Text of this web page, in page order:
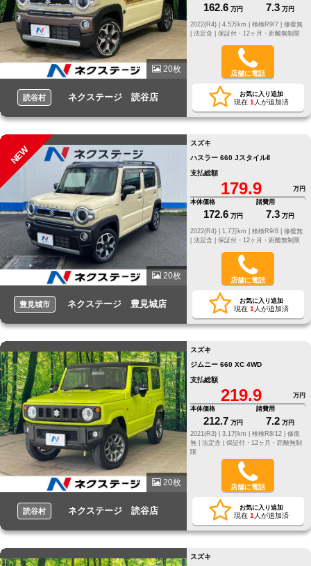
20枚
読谷村 ネクステージ 読谷店
162.6 万円 7.3 万円
修復無
法定含 | 保証付・12ヶ月・距離無制限
店舗に電話
お気に入り追加
現在 1 人が追加済
NEW
20枚
豊見城市 ネクステージ 豊見城店
スズキ
ハスラー 660 JスタイルⅡ
支払総額
179.9
万円
本体価格
172.6 万円
諸費用
7.3 万円
修復無
法定含 | 保証付・12ヶ月・距離無制限
店舗に電話
お気に入り追加
現在 1 人が追加済
20枚
読谷村 ネクステージ 読谷店
スズキ
ジムニー 660 XC 4WD
支払総額
219.9
万円
本体価格
212.7 万円
諸費用
7.2 万円
2021(R3) |
3.1万km | 検検R8/12 | 修復
無 | 法定含 | 保証付・12ヶ月・距離無制
限
店舗に電話
お気に入り追加
現在 1 人が追加済
スズキ